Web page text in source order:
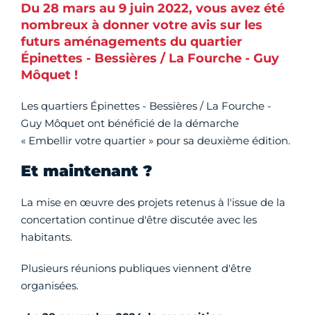
Du 28 mars au 9 juin 2022, vous avez été
nombreux à donner votre avis sur les
futurs aménagements du quartier
Épinettes - Bessières / La Fourche - Guy
Môquet !
Les quartiers Épinettes - Bessières / La Fourche -
Guy Môquet ont bénéficié de la démarche
« Embellir votre quartier » pour sa deuxième édition.
Et maintenant ?
La mise en œuvre des projets retenus à l'issue de la
concertation continue d'être discutée avec les
habitants.
Plusieurs réunions publiques viennent d'être
organisées.